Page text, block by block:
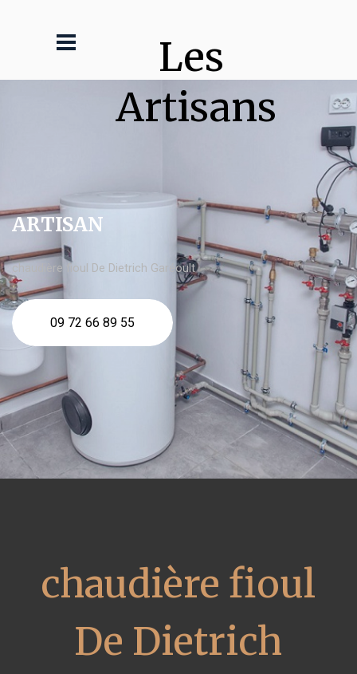
Les
Artisans
ARTISAN
chaudière fioul De Dietrich Garéoult
09 72 66 89 55
chaudière fioul
De Dietrich